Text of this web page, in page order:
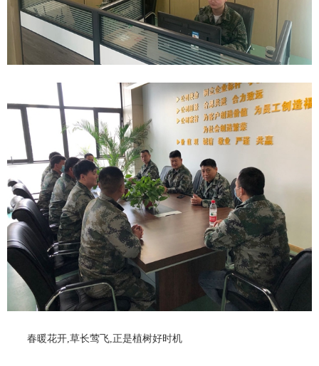
春暖花开,草长莺飞,正是植树好时机